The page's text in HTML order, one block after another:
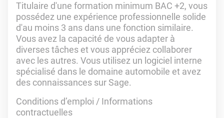
Titulaire d'une formation minimum BAC +2, vous
possédez une expérience professionnelle solide
d'au moins 3 ans dans une fonction similaire.
Vous avez la capacité de vous adapter à
diverses tâches et vous appréciez collaborer
avec les autres. Vous utilisez un logiciel interne
spécialisé dans le domaine automobile et avez
des connaissances sur Sage.
Conditions d’emploi / Informations
contractuelles